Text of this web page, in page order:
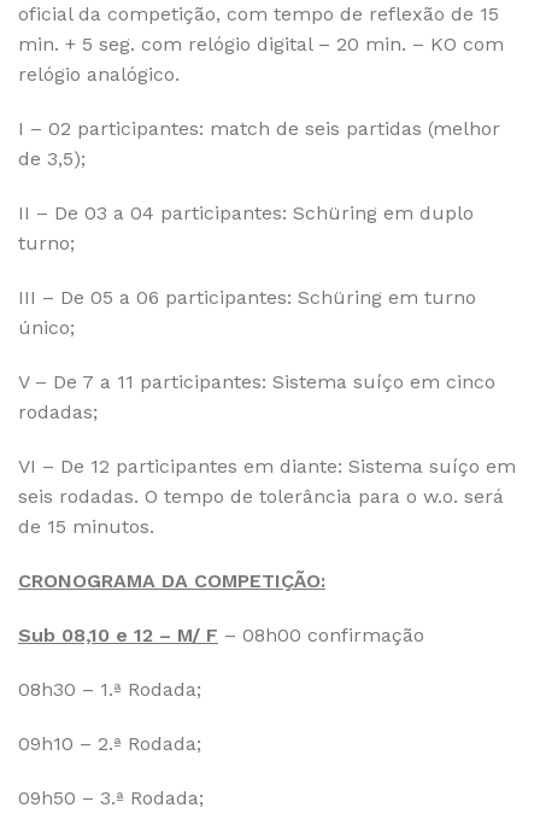
oficial da competição, com tempo de reflexão de 15
min. + 5 seg. com relógio digital – 20 min. – KO com
relógio analógico.
I – 02 participantes: match de seis partidas (melhor
de 3,5);
II – De 03 a 04 participantes: Schüring em duplo
turno;
III – De 05 a 06 participantes: Schüring em turno
único;
V – De 7 a 11 participantes: Sistema suíço em cinco
rodadas;
VI – De 12 participantes em diante: Sistema suíço em
seis rodadas. O tempo de tolerância para o w.o. será
de 15 minutos.
CRONOGRAMA DA COMPETIÇÃO:
Sub 08,10 e 12 – M/ F – 08h00 confirmação
08h30 – 1.ª Rodada;
09h10 – 2.ª Rodada;
09h50 – 3.ª Rodada;